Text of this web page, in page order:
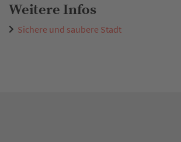
Weitere Infos
Sichere und saubere Stadt